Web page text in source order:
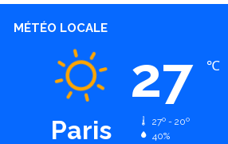
MÉTÉO LOCALE
Paris
27 ℃
27º - 20º
40%